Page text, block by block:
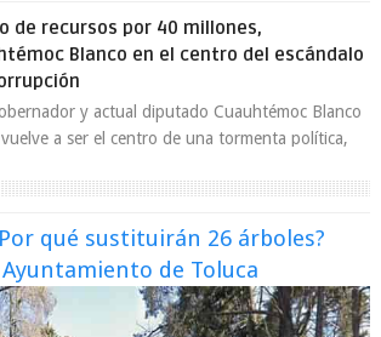
que es posible reinve...
de recursos por 40 millones,
Blanco en el centro del escándalo
y actual diputado Cuauhtémoc Blanco
a ser el centro de una tormenta política,
qué sustituirán 26 árboles?
de Toluca